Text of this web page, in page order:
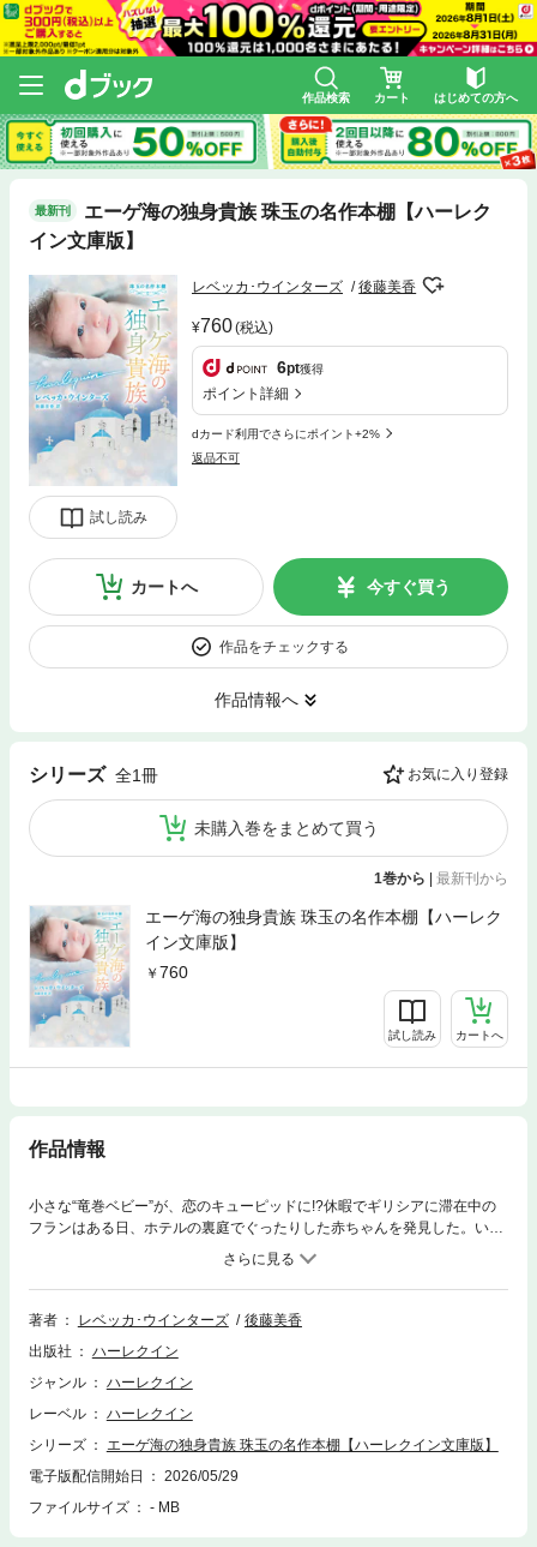
作品検索 カート はじめての方へ
最新刊
エーゲ海の独身貴族 珠玉の名作本棚【ハーレク
イン文庫版】
試し読み
レベッカ･ウインターズ 後藤美香
760(税込)
6pt獲得
ポイント詳細
dカード利用でさらにポイント+2%
返品不可
カートへ 今すぐ買う
作品をチェックする
作品情報へ
シリーズ 全1冊 お気に入り登録
未購入巻をまとめて買う
1巻から | 最新刊から
エーゲ海の独身貴族 珠玉の名作本棚【ハーレク
イン文庫版】
760
試し読み カートへ
作品情報
小さな“竜巻ベビー”が、恋のキューピッドに!?休暇でギリシアに滞在中の
フランはある日、ホテルの裏庭でぐったりした赤ちゃんを発見した。いっ
たいこの子はどこから来たの？ どのくらいここに？急ぎ病院へ運びこ
み、涙ながらに励まし続けて数時間、徐々に状況が明らかに――どうやら
赤ちゃんは竜巻に飛ばされてここまでやってきたが、両親は不幸にも命を
落としたという。代わりに現れたのは、この子の伯父で世界企業CEOのニ
世話係として一族の屋敷へ一緒に来てほしいと言ってきた！＊本書は、ハ
ーレクイン・プレゼンツ作家シリーズ別冊から既に配信されている作品の
著者 レベッカ･ウインターズ
後藤美香
出版社
ハーレクイン
ジャンル
ハーレクイン
レーベル
ハーレクイン
シリーズ
エーゲ海の独身貴族 珠玉の名作本棚【ハーレクイン文庫版】
電子版配信開始日
2026/05/29
ファイルサイズ
- MB